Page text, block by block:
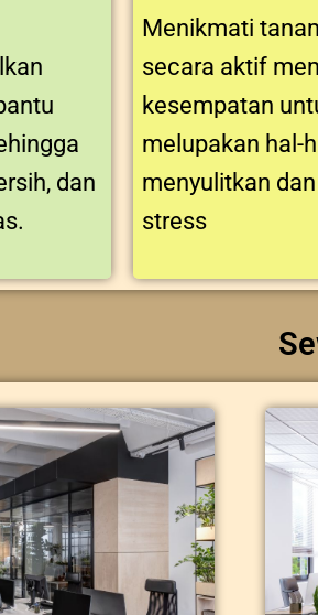
dan
Menikmati
secara aktif
kesempatan
melupakan hal-
menyulitkan
stress